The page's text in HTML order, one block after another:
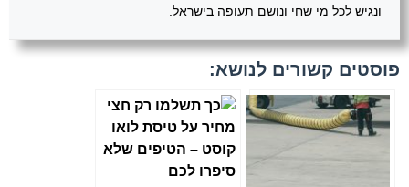
ונגיש לכל מי שחי ונושם תעופה בישראל.
פוסטים קשורים לנושא: